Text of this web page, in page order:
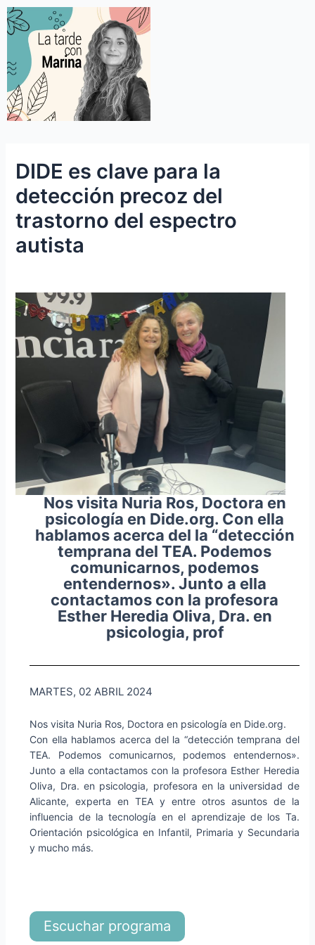
DIDE es clave para la
detección precoz del
trastorno del espectro
autista
Nos visita Nuria Ros, Doctora en
psicología en Dide.org. Con ella
hablamos acerca del la “detección
temprana del TEA. Podemos
comunicarnos, podemos
entendernos». Junto a ella
contactamos con la profesora
Esther Heredia Oliva, Dra. en
psicologia, prof
MARTES, 02 ABRIL 2024
Nos visita Nuria Ros, Doctora en psicología en Dide.org.
Con ella hablamos acerca del la “detección temprana del
TEA. Podemos comunicarnos, podemos entendernos».
Junto a ella contactamos con la profesora Esther Heredia
Oliva, Dra. en psicologia, profesora en la universidad de
Alicante, experta en TEA y entre otros asuntos de la
influencia de la tecnología en el aprendizaje de los Ta.
Orientación psicológica en Infantil, Primaria y Secundaria
y mucho más.
Escuchar programa